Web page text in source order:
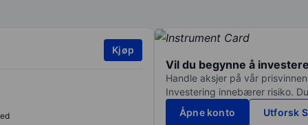
Kjøp
Vil du begynne å
Handle aksjer på vår
Investering innebærer risiko.
Åpne konto
Utforsk